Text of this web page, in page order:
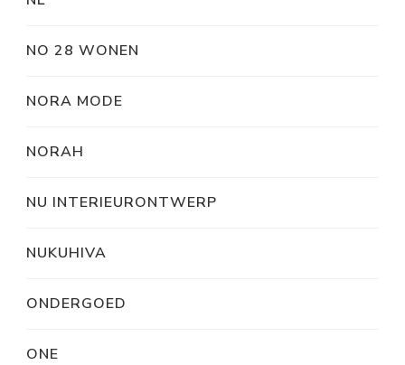
NO 28 WONEN
NORA MODE
NORAH
NU INTERIEURONTWERP
NUKUHIVA
ONDERGOED
ONE